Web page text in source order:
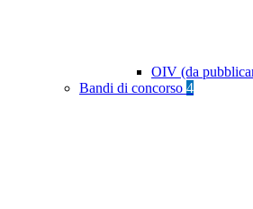
OIV (da
Bandi di concorso 4